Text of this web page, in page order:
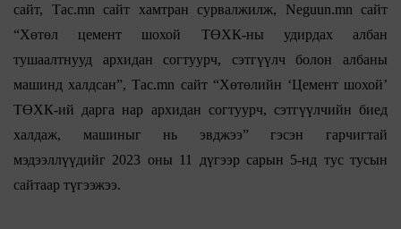
сайт, Tаc.mn сайт хамтран сурвалжилж, Neguun.mn сайт
“Хөтөл цемент шохой ТӨХК-ны удирдах албан
тушаалтнууд архидан согтуурч, сэтгүүлч болон албаны
машинд халдсан”, Тас.mn сайт “Хөтөлийн ‘Цемент шохой’
ТӨХК-ий дарга нар архидан согтуурч, сэтгүүлчийн биед
халдаж, машиныг нь эвджээ” гэсэн гарчигтай
мэдээллүүдийг 2023 оны 11 дүгээр сарын 5-нд тус тусын
сайтаар түгээжээ.